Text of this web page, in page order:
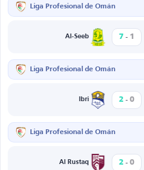
Liga Profesional de Omán
Al-Seeb 7 - 1
Liga Profesional de Omán
Ibri 2 - 0
Liga Profesional de Omán
Al Rustaq 2 - 0